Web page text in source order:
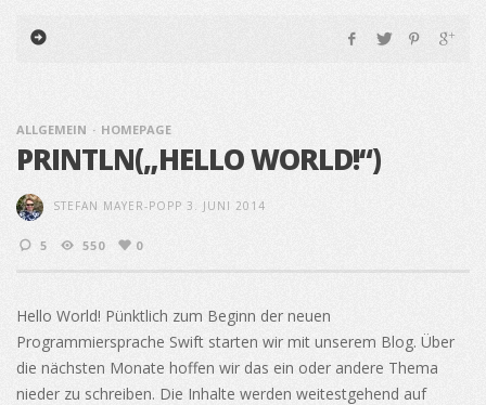
ALLGEMEIN HOMEPAGE
PRINTLN(„HELLO WORLD!“)
STEFAN MAYER-POPP 3. JUNI 2014
5 550 0
Hello World! Pünktlich zum Beginn der neuen
Programmiersprache Swift starten wir mit unserem Blog. Über
die nächsten Monate hoffen wir das ein oder andere Thema
nieder zu schreiben. Die Inhalte werden weitestgehend auf